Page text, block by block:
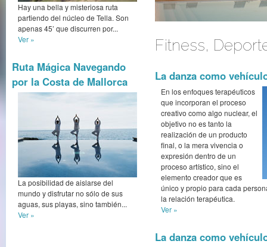
Hay una bella y misteriosa ruta
partiendo del núcleo de Tella. Son
apenas 45’ que discurren por...
Ver »
Ruta Mágica Navegando
por la Costa de Mallorca
La posibilidad de aislarse del
mundo y disfrutar no sólo de sus
aguas, sus playas, sino también...
Ver »
Fitness,
La danza como
En los enfoques terapéuticos
que incorporan el proceso
creativo como algo nuclear, el
objetivo no es tanto la
realización de un producto
final, o la mera vivencia o
expresión dentro de un
proceso artístico, sino el
elemento creador que es
único y propio para cada
la relación terapéutica.
Ver »
La danza como